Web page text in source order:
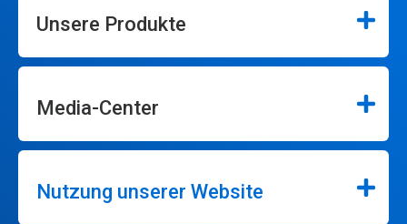
Unsere Produkte
Media-Center
Nutzung unserer Website